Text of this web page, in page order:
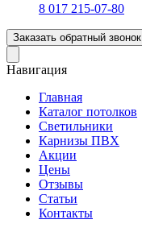
‎8 017 215-07-80
Заказать обратный звонок
Навигация
Главная
Каталог потолков
Светильники
Карнизы ПВХ
Акции
Цены
Отзывы
Статьи
Контакты